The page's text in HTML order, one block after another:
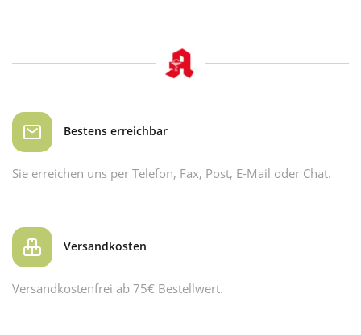
Bestens erreichbar
Sie erreichen uns per Telefon, Fax, Post, E-Mail oder Chat.
Versandkosten
Versandkostenfrei ab 75€ Bestellwert.